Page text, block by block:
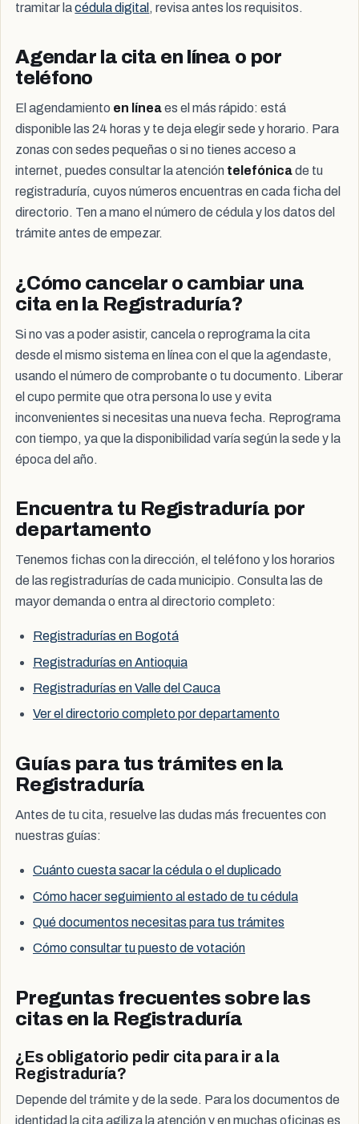
tramitar lacédula digital , revisa antes los requisitos.
Agendar la cita en línea o por
teléfono
El agendamiento en líneaes el más rápido: está
disponible las 24 horas y te deja elegir sede y horario. Para
zonas con sedes pequeñas o si no tienes acceso a
internet, puedes consultar la atención telefónicade tu
registraduría, cuyos números encuentras en cada ficha del
directorio. Ten a mano el número de cédula y los datos del
trámite antes de empezar.
¿Cómo cancelar o cambiar una
cita en la Registraduría?
Si no vas a poder asistir, cancela o reprograma la cita
desde el mismo sistema en línea con el que la agendaste,
usando el número de comprobante o tu documento. Liberar
el cupo permite que otra persona lo use y evita
inconvenientes si necesitas una nueva fecha. Reprograma
con tiempo, ya que la disponibilidad varía según la sede y la
época del año.
Encuentra tu Registraduría por
departamento
Tenemos fichas con la dirección, el teléfono y los horarios
de las registradurías de cada municipio. Consulta las de
mayor demanda o entra al directorio completo:
Registradurías en Bogotá
Registradurías en Antioquia
Registradurías en Valle del Cauca
Ver el directorio completo por departamento
Guías para tus trámites en la
Registraduría
Antes de tu cita, resuelve las dudas más frecuentes con
nuestras guías:
Cuánto cuesta sacar la cédula o el duplicado
Cómo hacer seguimiento al estado de tu cédula
Qué documentos necesitas para tus trámites
Cómo consultar tu puesto de votación
Preguntas frecuentes sobre las
citas en la Registraduría
¿Es obligatorio pedir cita para ir a la
Registraduría?
Depende del trámite y de la sede. Para los documentos de
identidad la cita agiliza la atención y en muchas oficinas es